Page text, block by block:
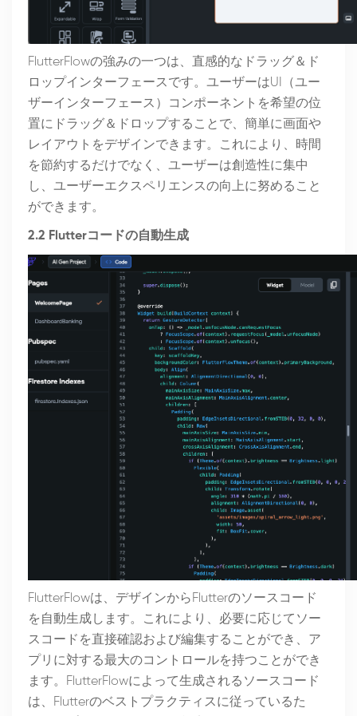
FlutterFlowの強みの一つは、直感的なドラッグ＆ド
ロップインターフェースです。ユーザーはUI（ユー
ザーインターフェース）コンポーネントを希望の位
置にドラッグ＆ドロップすることで、簡単に画面や
レイアウトをデザインできます。これにより、時間
を節約するだけでなく、ユーザーは創造性に集中
し、ユーザーエクスペリエンスの向上に努めること
ができます。
2.2 Flutterコードの自動生成
FlutterFlowは、デザインからFlutterのソースコード
を自動生成します。これにより、必要に応じてソー
スコードを直接確認および編集することができ、ア
プリに対する最大のコントロールを持つことができ
ます。FlutterFlowによって生成されるソースコード
は、Flutterのベストプラクティスに従っているた